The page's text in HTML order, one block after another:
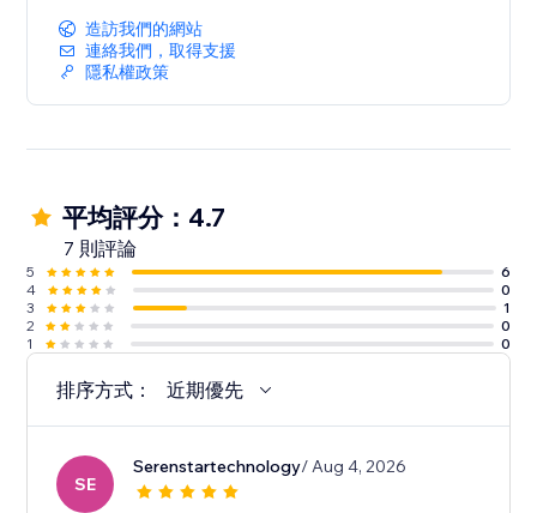
造訪我們的網站
連絡我們，取得支援
隱私權政策
平均評分：4.7
7 則評論
5
6
4
0
3
1
2
0
1
0
排序方式： 近期優先
SE
Serenstartechnology/ Aug 4, 2026